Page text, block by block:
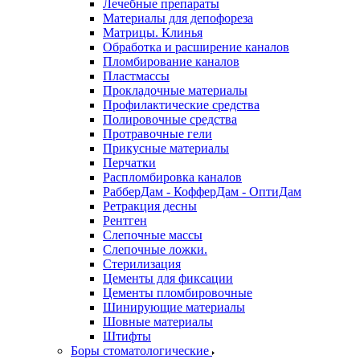
Лечебные препараты
Материалы для депофореза
Матрицы. Клинья
Обработка и расширение каналов
Пломбирование каналов
Пластмассы
Прокладочные материалы
Профилактические средства
Полировочные средства
Протравочные гели
Прикусные материалы
Перчатки
Распломбировка каналов
РабберДам - КофферДам - ОптиДам
Ретракция десны
Рентген
Слепочные массы
Слепочные ложки.
Стерилизация
Цементы для фиксации
Цементы пломбировочные
Шинирующие материалы
Шовные материалы
Штифты
Боры стоматологические